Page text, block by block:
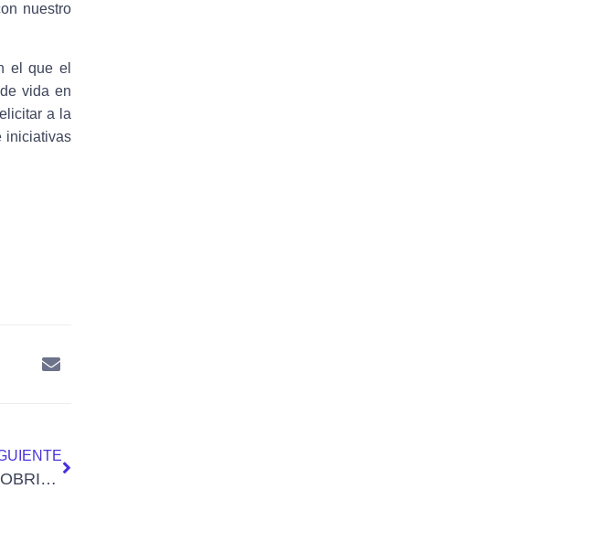
nuestro
el que el
vida en
a la
iniciativas
VIDEO-ENTREVISTA A GUSTAVO SOBRINO, DIRECTOR COMERCIAL DE PREMIUM NUMBERS